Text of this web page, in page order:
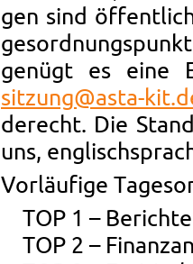
gen sind
ge­nügt es eine
sitzung@​asta-​
de­recht. Die
uns,
Vor­läu­fi­ge
TOP 1 – Be­rich­te
TOP 2 –